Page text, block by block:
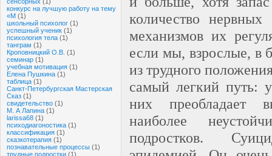
конкурс на лучшую работу на тему
«М (1)
школьный психолог (1)
успешный ученик (1)
психология тела (1)
танграм (1)
Кроповницкий О.В. (1)
семинар (1)
учебная мотивация (1)
Елена Пушкина (1)
таблица (1)
Санкт-Петербургская Мастерская
Сказ (1)
свидетельство (1)
М. А Лапина (1)
larissa68 (1)
психодиагоностика (1)
классификация (1)
сказкотерапия (1)
познавательные процессы (1)
трудные подростки (1)
количество
механизмов их
если мы, взрослые, в
из трудного
самый легкий путь:
них преобладает
наиболее
подростков.